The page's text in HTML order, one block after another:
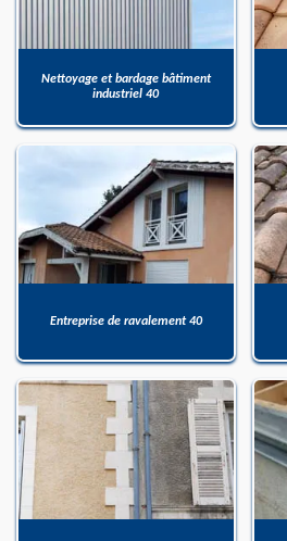
Nettoyage et bardage bâtiment
industriel 40
Entreprise de ravalement 40